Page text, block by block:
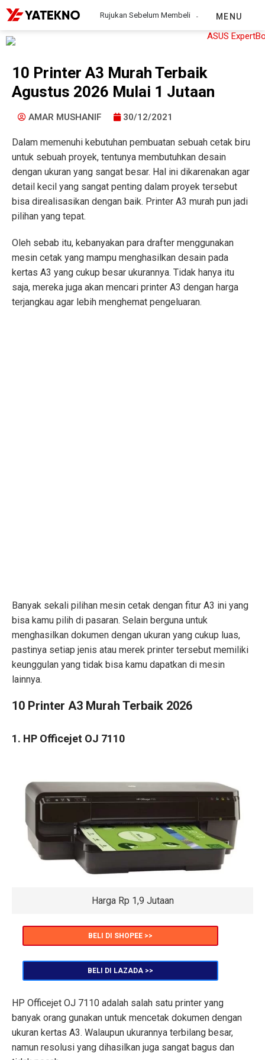
Rujukan Sebelum Membeli MENU
10 Printer A3 Murah Terbaik
Agustus 2026 Mulai 1 Jutaan
AMAR MUSHANIF 30/12/2021
Dalam memenuhi kebutuhan pembuatan sebuah cetak biru
untuk sebuah proyek, tentunya membutuhkan desain
dengan ukuran yang sangat besar. Hal ini dikarenakan agar
detail kecil yang sangat penting dalam proyek tersebut
bisa direalisasikan dengan baik. Printer A3 murah pun jadi
pilihan yang tepat.
Oleh sebab itu, kebanyakan para drafter menggunakan
mesin cetak yang mampu menghasilkan desain pada
kertas A3 yang cukup besar ukurannya. Tidak hanya itu
saja, mereka juga akan mencari printer A3 dengan harga
terjangkau agar lebih menghemat pengeluaran.
Banyak sekali pilihan mesin cetak dengan fitur A3 ini yang
bisa kamu pilih di pasaran. Selain berguna untuk
menghasilkan dokumen dengan ukuran yang cukup luas,
pastinya setiap jenis atau merek printer tersebut memiliki
keunggulan yang tidak bisa kamu dapatkan di mesin
lainnya.
10 Printer A3 Murah Terbaik 2026
1. HP Officejet OJ 7110
Harga Rp 1,9 Jutaan
BELI DI SHOPEE >>
BELI DI LAZADA >>
HP Officejet OJ 7110 adalah salah satu printer yang
banyak orang gunakan untuk mencetak dokumen dengan
ukuran kertas A3. Walaupun ukurannya terbilang besar,
namun resolusi yang dihasilkan juga sangat bagus dan